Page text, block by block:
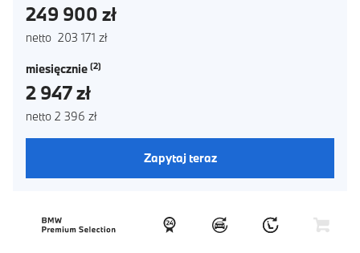
249 900 zł
netto 203 171 zł
miesięcznie
2 947 zł
netto 2 396 zł
Zapytaj teraz